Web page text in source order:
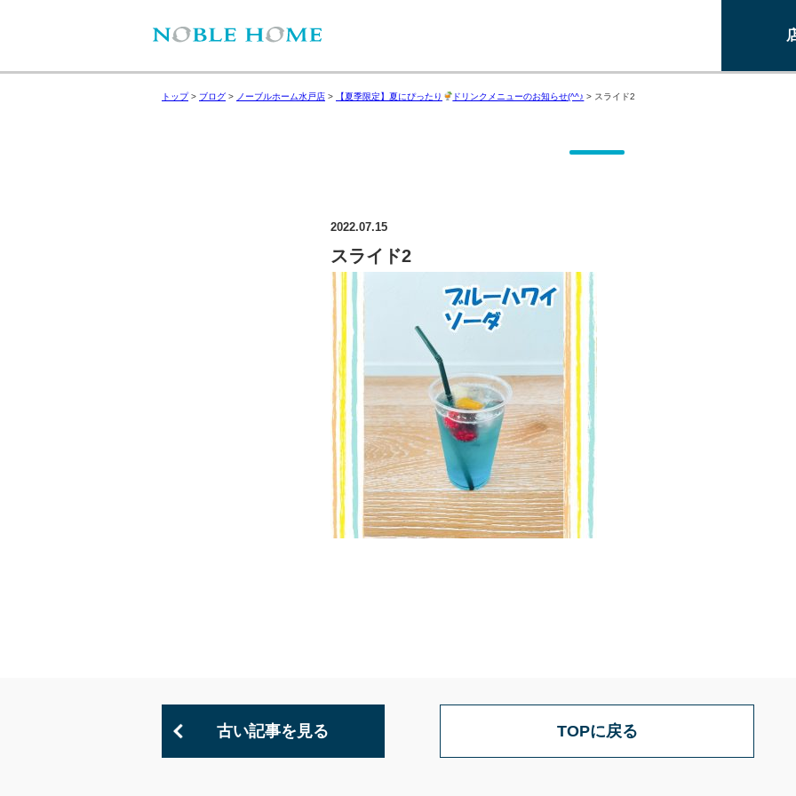
トップ> ブログ > ノーブルホーム水戸店 > 【夏季限定】夏にぴったり ドリンクメニューのお知らせ(^^♪ > スライド2
2022.07.15
スライド2
古い記事を見る TOPに戻る